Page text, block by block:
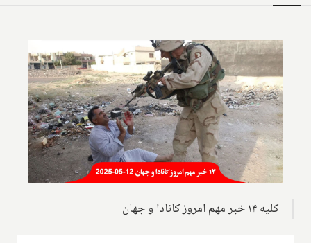
کلیه ۱۴ خبر مهم امروز کانادا و جهان